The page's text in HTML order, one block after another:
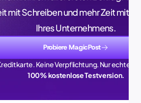
mit Schreiben und mehr Zeit mit
Ihres Unternehmens.
Probiere MagicPost
Keine Verpflichtung. Nur echte
100% kostenlose Testversion.